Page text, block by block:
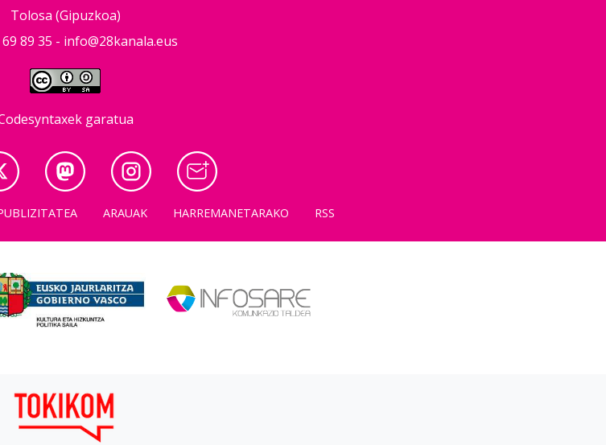
Tolosa (Gipuzkoa)
89 35 - info@28kanala.eus
garatua
ARAUAK HARREMANETARAKO RSS